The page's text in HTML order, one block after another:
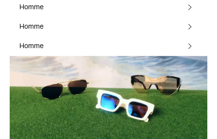
Homme
Homme
Homme